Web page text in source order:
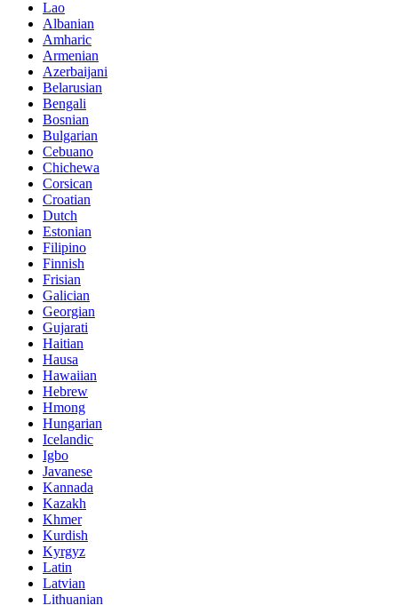
Lao
Albanian
Amharic
Armenian
Azerbaijani
Belarusian
Bengali
Bosnian
Bulgarian
Cebuano
Chichewa
Corsican
Croatian
Dutch
Estonian
Filipino
Finnish
Frisian
Galician
Georgian
Gujarati
Haitian
Hausa
Hawaiian
Hebrew
Hmong
Hungarian
Icelandic
Igbo
Javanese
Kannada
Kazakh
Khmer
Kurdish
Kyrgyz
Latin
Latvian
Lithuanian